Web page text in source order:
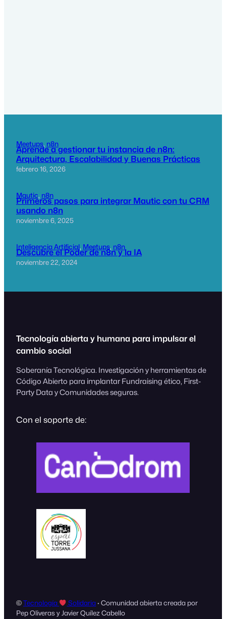
Meetups, n8n
Aprende a gestionar tu instancia de n8n:
Arquitectura, Escalabilidad y Buenas Prácticas
febrero 16, 2026
Mautic, n8n
Primeros pasos para integrar Mautic con tu CRM
usando n8n
noviembre 6, 2025
Inteligencia Artificial, Meetups, n8n
Descubre el Poder de n8n y la IA
noviembre 22, 2024
Tecnología abierta y humana para impulsar el
cambio social
Soberanía Tecnológica. Investigación y herramientas de
Código Abierto para implantar Fundraising ético, First-
Party Data y Comunidades seguras.
Con el soporte de:
©Tecnología Solidaria· Comunidad abierta creada por
Pep Oliveras y Javier Quílez Cabello